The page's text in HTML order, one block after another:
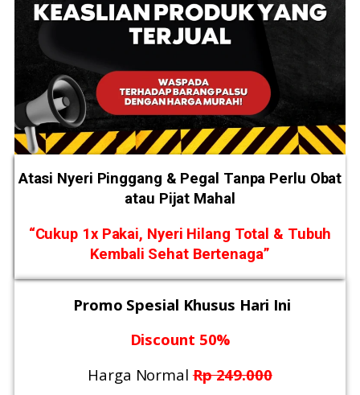
Atasi Nyeri Pinggang & Pegal Tanpa Perlu Obat
atau Pijat Mahal
“Cukup 1x Pakai, Nyeri Hilang Total & Tubuh
Kembali Sehat Bertenaga”
Promo Spesial Khusus Hari Ini
Discount 50%
Harga NormalRp 249.000